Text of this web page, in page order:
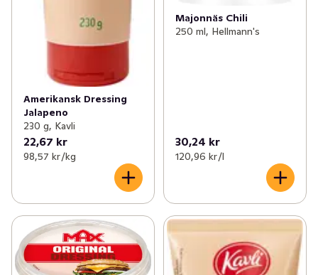
Amerikansk Dressing
Jalapeno
230 g, Kavli
22,67 kr
98,57 kr /kg
Majonnäs Chili
250 ml, Hellmann's
30,24 kr
120,96 kr /l